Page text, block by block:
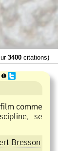
3400 citations)
❶
comme
se
Bresson